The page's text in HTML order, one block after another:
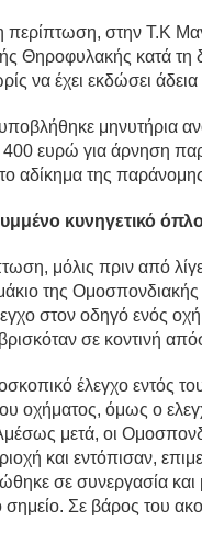
περίπτωση, στην Τ.Κ
Θηροφυλακής κατά τη
να έχει εκδώσει
μηνυτήρια
ευρώ για άρνηση
αδίκημα της
κυνηγετικό
μόλις πριν από
της
στον οδηγό ενός
σε κοντινή
έλεγχο εντός
οχήματος, όμως ο
μετά, οι
και εντόπισαν,
σε συνεργασία
σημείο. Σε βάρος του